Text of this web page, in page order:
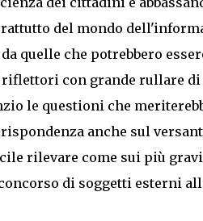
del mondo
quelle che potrebbero
riflettori con grande rullare
le questioni che
anche sul
rilevare come sui più
di soggetti esterni